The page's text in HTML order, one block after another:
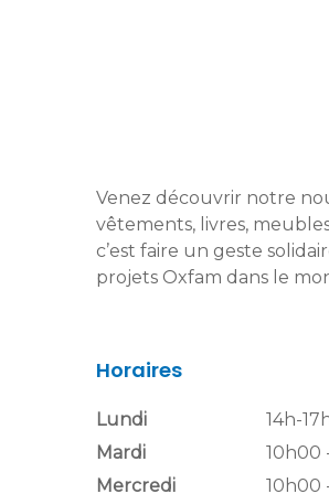
Venez découvrir notre
vêtements, livres,
c’est faire un geste
projets Oxfam dans le
Horaires
Lundi
14h-
Mardi
10h00
Mercredi
10h00